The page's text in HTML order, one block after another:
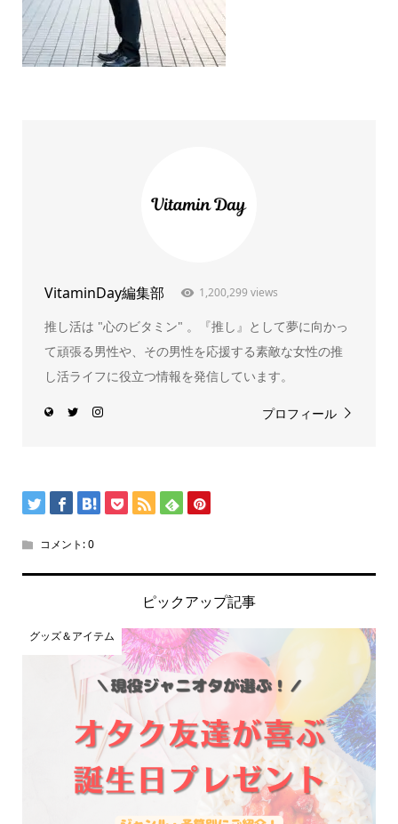
VitaminDay編集部 1,200,299 views
推し活は "心のビタミン" 。『推し』として夢に向かっ
て頑張る男性や、その男性を応援する素敵な女性の推
し活ライフに役立つ情報を発信しています。
プロフィール
コメント:0
ピックアップ記事
グッズ＆アイテム